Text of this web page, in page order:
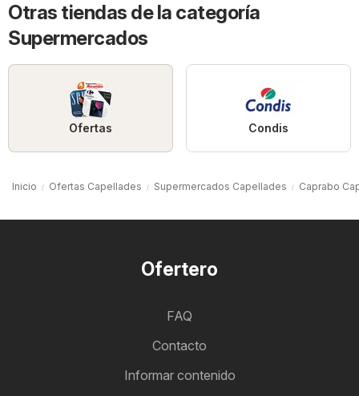
Otras tiendas de la categoría
Supermercados
Ofertas Condis
Inicio Ofertas Capellades Supermercados Capellades Caprabo
Ofertero
FAQ
Contacto
Informar contenido